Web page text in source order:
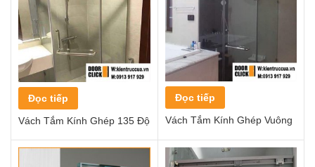
Đọc tiếp
Vách Tắm Kính Ghép 135 Độ
Đọc tiếp
Vách Tắm Kính Ghép Vuông